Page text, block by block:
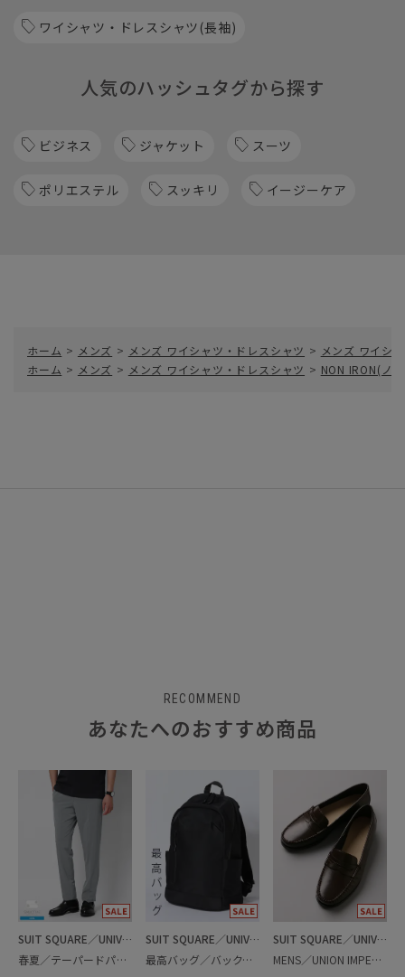
ワイシャツ・ドレスシャツ(長袖)
人気のハッシュタグから探す
ビジネス ジャケット スーツ
ポリエステル スッキリ イージーケア
ホーム > メンズ > メンズ ワイシャツ・ドレスシャツ > メンズ ワイシ
ホーム > メンズ > メンズ ワイシャツ・ドレスシャツ > NON IRON(ノ
RECOMMEND
あなたへのおすすめ商品
SUIT SQUARE／UNIVERSAL LANGUAGE
春夏／テーパードパンツ
SUIT SQUARE／UNIVERSAL LANGUAGE
最高バッグ／バックパック
SUIT SQUARE／UNIVERSAL LANGUAGE
MENS／UNION IMPERIAL監修／コインローファー